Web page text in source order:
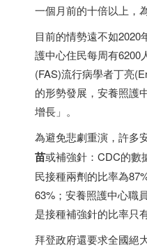
一個月前的十倍以上，
目前的情勢遠不如2020
護中心住民每周有6200
(FAS)流行病學者丁亮
的形勢發展，安養照護
增長」。
為避免悲劇重演，許多
苗或補強針：CDC的數
民接種兩劑的比率為
63%；安養照護中心職
是接種補強針的比率只有
拜登政府還要求全國絕